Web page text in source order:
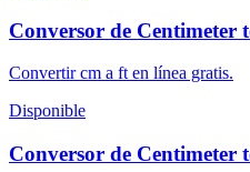
Conversor de Centimeter
Convertir cm a ft en línea gratis.
Disponible
Conversor de Centimeter